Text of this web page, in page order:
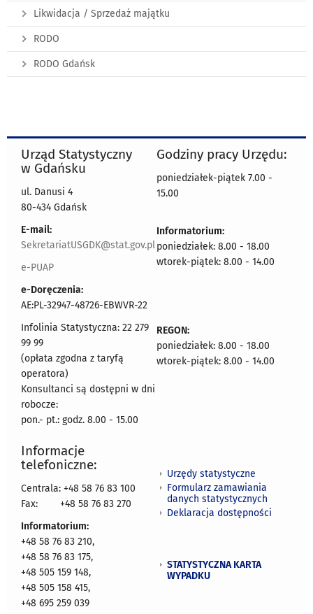
Likwidacja / Sprzedaż majątku
RODO
RODO Gdańsk
Urząd Statystyczny
w Gdańsku
ul. Danusi 4
80-434 Gdańsk
E-mail:
SekretariatUSGDK@stat.gov.pl
e-PUAP
e-Doręczenia:
AE:PL-32947-48726-EBWVR-22
Infolinia Statystyczna: 22 279
99 99
(opłata zgodna z taryfą
operatora)
Konsultanci są dostępni w dni
robocze:
pon.- pt.: godz. 8.00 - 15.00
Godziny pracy Urzędu:
poniedziałek-piątek 7.00 -
15.00
Informatorium:
poniedziałek: 8.00 - 18.00
wtorek-piątek: 8.00 - 14.00
REGON:
poniedziałek: 8.00 - 18.00
wtorek-piątek: 8.00 - 14.00
Informacje
telefoniczne:
Centrala: +48 58 76 83 100
Fax:
+48 58 76 83 270
Informatorium:
+48 58 76 83 210,
+48 58 76 83 175,
+48 505 159 148,
+48 505 158 415,
+48 695 259 039
Urzędy statystyczne
Formularz zamawiania
danych statystycznych
Deklaracja dostępności
STATYSTYCZNA KARTA
WYPADKU